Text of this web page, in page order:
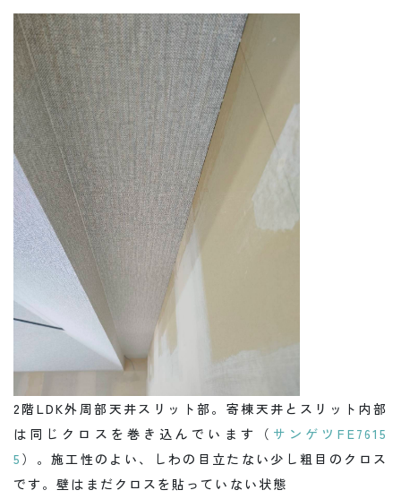
2階LDK外周部天井スリット部。寄棟天井とスリット内部
は同じクロスを巻き込んでいます（ サンゲツFE7615
5 ）。施工性のよい、しわの目立たない少し粗目のクロス
です。壁はまだクロスを貼っていない状態